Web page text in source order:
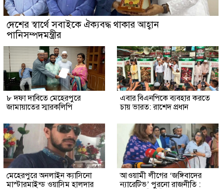
দেশের স্বার্থে সবাইকে ঐক্যবদ্ধ থাকার আহ্বান
পানিসম্পদমন্ত্রীর
৮ দফা দাবিতে মেহেরপুরে
জামায়াতের স্মারকলিপি
এবার বিএনপিকে ব্যবহার করতে
চায় ভারত: রাশেদ প্রধান
মেহেরপুরে অনলাইন ক্যাসিনো
মাস্টারমাইন্ড ওয়াসিম হালদার
আওয়ামী লীগের ‘জঙ্গিবাদের
ন্যারেটিভ’ পুরনো রাজনীতি :